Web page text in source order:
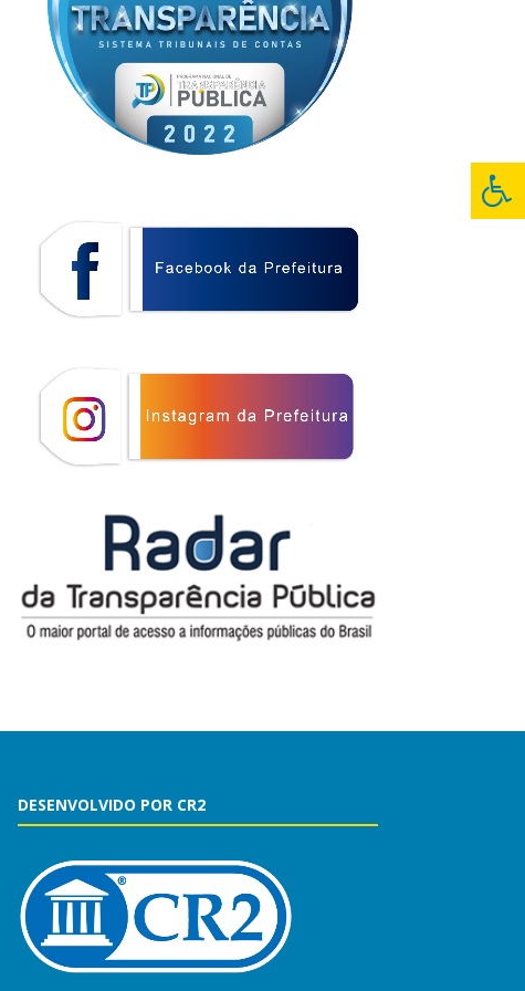
DESENVOLVIDO POR CR2